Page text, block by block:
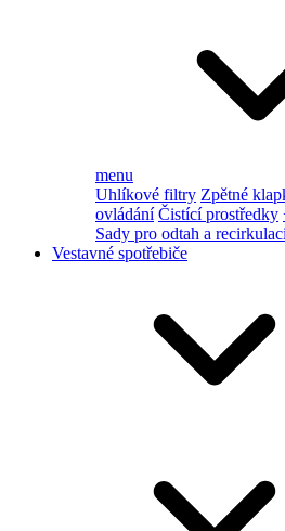
menu
Uhlíkové filtry Zpětné
ovládání Čistící prostředky
Sady pro odtah a recirkulaci
Vestavné spotřebiče